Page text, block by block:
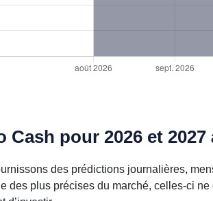
pour 2026 et 2027
des prédictions journalières,
des plus précises du marché, celles-ci